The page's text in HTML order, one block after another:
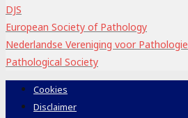
DJS
European Society of Pathology
Nederlandse Vereniging voor Pathologie
Pathological Society
Cookies
Disclaimer